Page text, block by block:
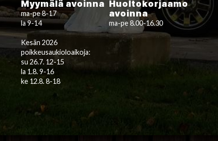
Myymälä avoinna
ma-pe 8-17
la 9-14
Kesän 2026
poikkeusaukioloaikoja:
su 26.7. 12-15
la 1.8. 9-16
ke 12.8. 8-18
Huoltokorjaamo
avoinna
ma-pe 8.00-16.30